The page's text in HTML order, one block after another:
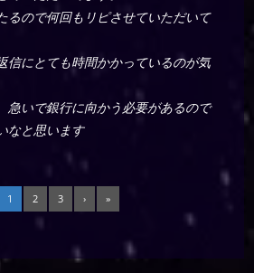
るので何回もリピさせていただいて
信にとても時間かかっているのが気
急いで銀行に向かう必要があるので
なと思います
1 2 3 › »